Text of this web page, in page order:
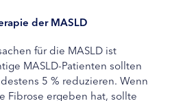
der MASLD
für die MASLD ist
MASLD-Patienten sollten
5 % reduzieren. Wenn
Fibrose ergeben hat, sollte